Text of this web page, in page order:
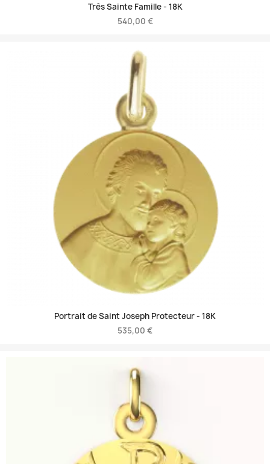
Très Sainte Famille - 18K
540,00 €
Portrait de Saint Joseph Protecteur - 18K
535,00 €